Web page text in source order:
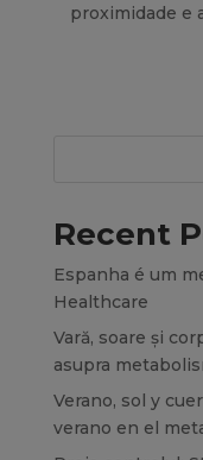
proximidade e
Recent
Espanha é um
Healthcare
Vară, soare și
asupra
Verano, sol y
verano en el